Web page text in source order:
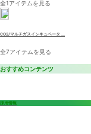
全1アイテムを見る
CO2/マルチガスインキュベータ ...
全7アイテムを見る
おすすめコンテンツ
採用情報